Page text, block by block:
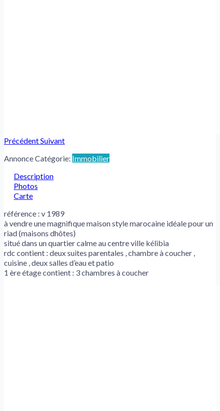
PrécédentSuivant
Annonce Catégorie: Immobilier
Description
Photos
Carte
référence : v 1989
à vendre une magnifique maison style marocaine idéale pour un
riad (maisons dhôtes)
situé dans un quartier calme au centre ville kélibia
rdc contient : deux suites parentales , chambre à coucher ,
cuisine , deux salles d’eau et patio
1 ère étage contient : 3 chambres à coucher